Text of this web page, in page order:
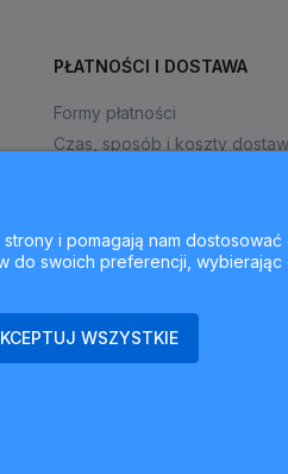
PŁATNOŚCI I DOSTAWA
Formy płatności
Czas, sposób i koszty
- ul. Krakowska 367, 43-300
i pomagają nam
do swoich preferencji,
WSZYSTKIE